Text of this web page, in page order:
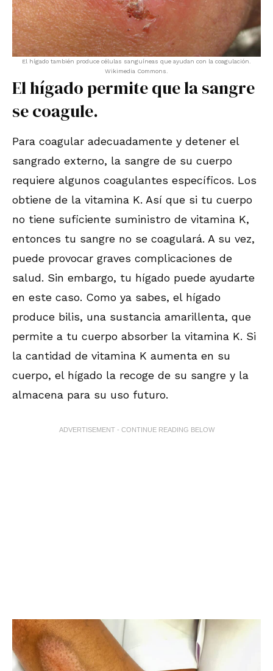
El hígado también produce células sanguíneas que ayudan con la coagulación.
Wikimedia Commons.
El hígado permite que la sangre
se coagule.
Para coagular adecuadamente y detener el
sangrado externo, la sangre de su cuerpo
requiere algunos coagulantes específicos. Los
obtiene de la vitamina K. Así que si tu cuerpo
no tiene suficiente suministro de vitamina K,
entonces tu sangre no se coagulará. A su vez,
puede provocar graves complicaciones de
salud. Sin embargo, tu hígado puede ayudarte
en este caso. Como ya sabes, el hígado
produce bilis, una sustancia amarillenta, que
permite a tu cuerpo absorber la vitamina K. Si
la cantidad de vitamina K aumenta en su
cuerpo, el hígado la recoge de su sangre y la
almacena para su uso futuro.
ADVERTISEMENT - CONTINUE READING BELOW